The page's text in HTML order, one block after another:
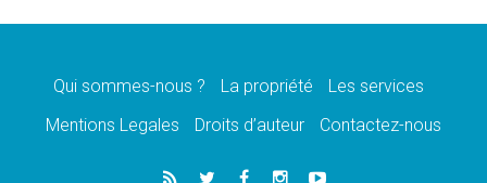
07.08.2026
07.08.2026
de l'Assomption et mémoire nationale
«La paix commence par l'empathie» estime
Qui sommes-nous ? La propriété
Les services
Mentions Legales
Droits d’auteur Contactez-nous